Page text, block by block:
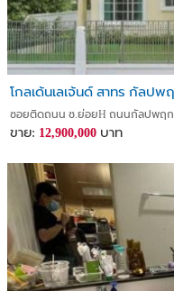
โกลเด้นเลเจ้นด์ สาทร กัลป
ซอยติดถนน ซ.ย่อยH ถนนกัลปพฤก
ขาย: 12,900,000 บาท